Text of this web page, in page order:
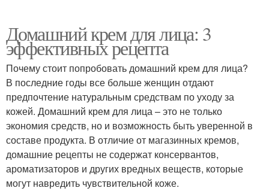
Домашний крем для лица: 3
эффективных рецепта
Почему стоит попробовать домашний крем для лица?
В последние годы все больше женщин отдают
предпочтение натуральным средствам по уходу за
кожей. Домашний крем для лица – это не только
экономия средств, но и возможность быть уверенной в
составе продукта. В отличие от магазинных кремов,
домашние рецепты не содержат консервантов,
ароматизаторов и других вредных веществ, которые
могут навредить чувствительной коже.